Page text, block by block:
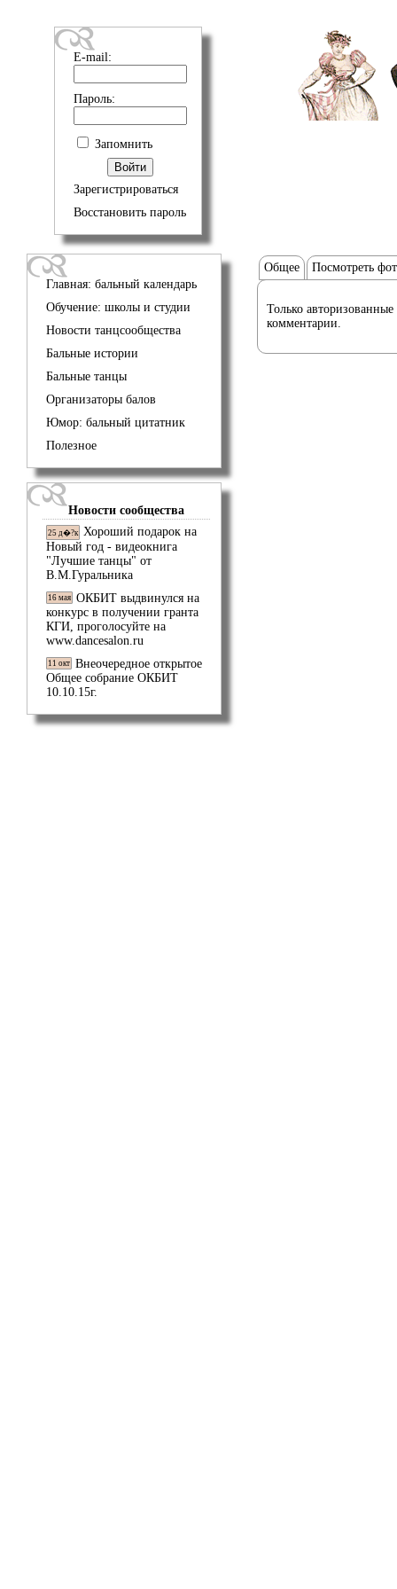
E-mail:
Пароль:
Запомнить
Зарегистрироваться
Восстановить пароль
Главная: бальный календарь
Обучение: школы и студии
Новости танцсообщества
Бальные истории
Бальные танцы
Организаторы балов
Юмор: бальный цитатник
Полезное
Новости сообщества
25 д�?к Хороший подарок на
Новый год - видеокнига
"Лучшие танцы" от
В.М.Гуральника
16 мая ОКБИТ выдвинулся на
конкурс в получении гранта
КГИ, проголосуйте на
www.dancesalon.ru
11 окт Внеочередное открытое
Общее собрание ОКБИТ
10.10.15г.
Общее Посмотреть
Только авторизованные
комментарии.